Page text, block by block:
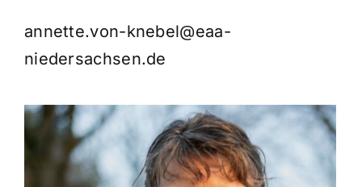
annette.von-knebel@eaa-
niedersachsen.de